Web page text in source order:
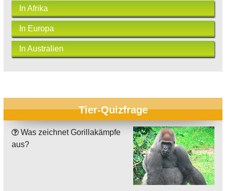
In Afrika
In Europa
In Australien
Tier-Quizfrage
Was zeichnet Gorillakämpfe
aus?